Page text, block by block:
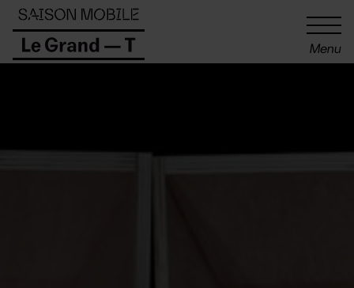
Menu
Panneau de gestion des cookies